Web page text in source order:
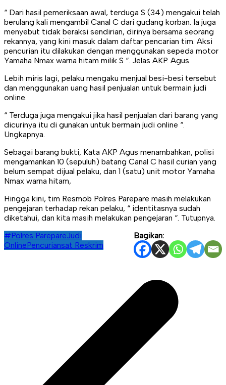
“ Dari hasil pemeriksaan awal, terduga S (34) mengakui telah
berulang kali mengambil Canal C dari gudang korban. Ia juga
menyebut tidak beraksi sendirian, dirinya bersama seorang
rekannya, yang kini masuk dalam daftar pencarian tim. Aksi
pencurian itu dilakukan dengan menggunakan sepeda motor
Yamaha Nmax warna hitam milik S “. Jelas AKP. Agus.
Lebih miris lagi, pelaku mengaku menjual besi-besi tersebut
dan menggunakan uang hasil penjualan untuk bermain judi
online.
“ Terduga juga mengakui jika hasil penjualan dari barang yang
dicurinya itu di gunakan untuk bermain judi online “.
Ungkapnya.
Sebagai barang bukti, Kata AKP Agus menambahkan, polisi
mengamankan 10 (sepuluh) batang Canal C hasil curian yang
belum sempat dijual pelaku, dan 1 (satu) unit motor Yamaha
Nmax warna hitam,
Hingga kini, tim Resmob Polres Parepare masih melakukan
pengejaran terhadap rekan pelaku, “ identitasnya sudah
diketahui, dan kita masih melakukan pengejaran “. Tutupnya.
Bagikan:
#Polres ParepareJudi
OnlinePencuriansat Reskrim